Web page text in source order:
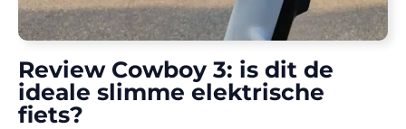
Review Cowboy 3: is dit de
ideale slimme elektrische
fiets?